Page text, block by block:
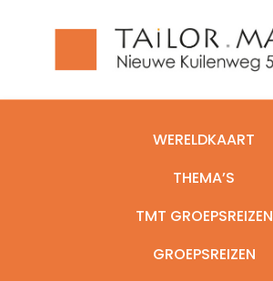
WERELDKAART
THEMA’S
TMT GROEPSREIZEN
GROEPSREIZEN